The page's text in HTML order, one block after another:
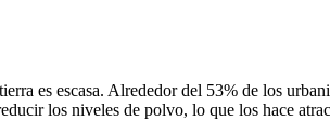
es escasa. Alrededor del 53% de los
los niveles de polvo, lo que los hace